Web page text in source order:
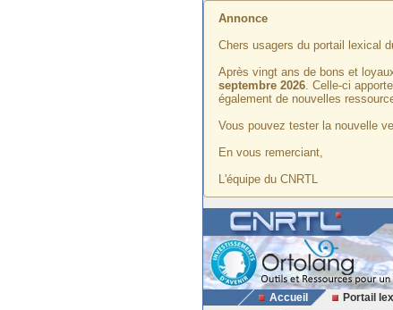
Annonce
Chers usagers du portail lexical
Après vingt ans de bons et
septembre 2026. Celle-ci
également de nouvelles
Vous pouvez tester la nouvelle
En vous remerciant,
L'équipe du CNRTL
Accueil Portail